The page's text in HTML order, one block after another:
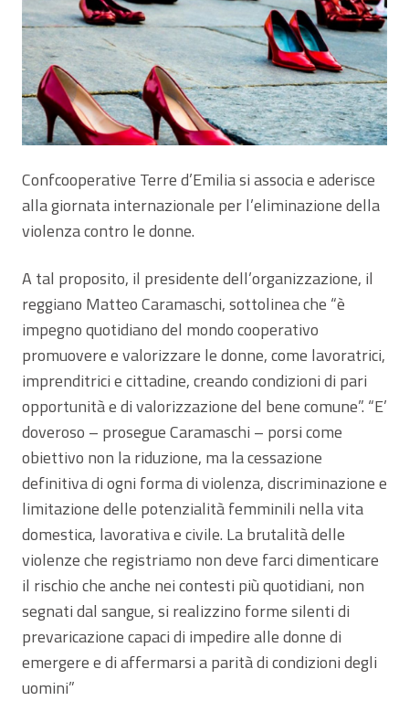
Confcooperative Terre d’Emilia si associa e aderisce
alla giornata internazionale per l’eliminazione della
violenza contro le donne.
A tal proposito, il presidente dell’organizzazione, il
reggiano Matteo Caramaschi, sottolinea che “è
impegno quotidiano del mondo cooperativo
promuovere e valorizzare le donne, come lavoratrici,
imprenditrici e cittadine, creando condizioni di pari
opportunità e di valorizzazione del bene comune”. “E’
doveroso – prosegue Caramaschi – porsi come
obiettivo non la riduzione, ma la cessazione
definitiva di ogni forma di violenza, discriminazione e
limitazione delle potenzialità femminili nella vita
domestica, lavorativa e civile. La brutalità delle
violenze che registriamo non deve farci dimenticare
il rischio che anche nei contesti più quotidiani, non
segnati dal sangue, si realizzino forme silenti di
prevaricazione capaci di impedire alle donne di
emergere e di affermarsi a parità di condizioni degli
uomini”